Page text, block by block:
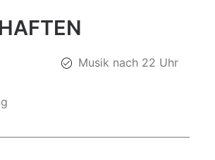
Musik nach 22 Uhr